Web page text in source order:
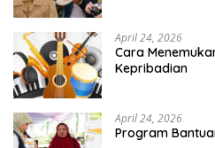
April 24, 2026
Cara
Kepribadian
April 24, 2026
Program